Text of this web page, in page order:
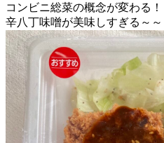
コンビニ総菜の概念が変わる
辛八丁味噌が美味しすぎる～～